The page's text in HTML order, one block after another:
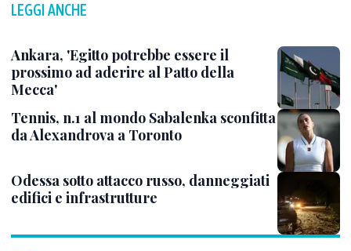
LEGGI ANCHE
Ankara, 'Egitto potrebbe essere il
prossimo ad aderire al Patto della
Mecca'
Tennis, n.1 al mondo Sabalenka sconfitta
da Alexandrova a Toronto
Odessa sotto attacco russo, danneggiati
edifici e infrastrutture